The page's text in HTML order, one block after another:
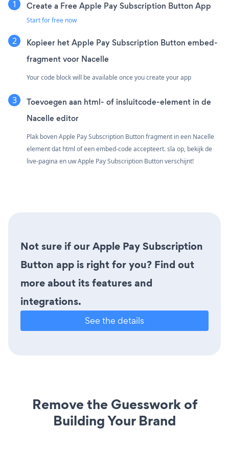
Create a Free Apple Pay Subscription Button App
Start for free now
Kopieer het Apple Pay Subscription Button embed-
fragment voor Nacelle
Your code block will be available once you create your app
Toevoegen aan html- of insluitcode-element in de
Nacelle editor
Plak boven Apple Pay Subscription Button fragment in een Nacelle
element dat html of een embed-code accepteert. sla op, bekijk de
live-pagina en uw Apple Pay Subscription Button verschijnt!
Not sure if our Apple Pay Subscription
Button app is right for you? Find out
more about its features and
integrations.
See the details
Remove the Guesswork of
Building Your Brand